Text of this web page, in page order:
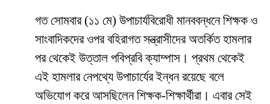
​গত সোমবার (১১ মে) উপাচার্যবিরোধী মানববন্ধনে শিক্ষক ও
সাংবাদিকদের ওপর বহিরাগত সন্ত্রাসীদের অতর্কিত হামলার
পর থেকেই উত্তাল পবিপ্রবি ক্যাম্পাস। প্রথম থেকেই
এই হামলার নেপথ্যে উপাচার্যের ইন্ধন রয়েছে বলে
অভিযোগ করে আসছিলেন শিক্ষক-শিক্ষার্থীরা। এবার সেই